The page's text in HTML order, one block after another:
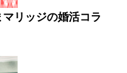
リッジの婚活コラ